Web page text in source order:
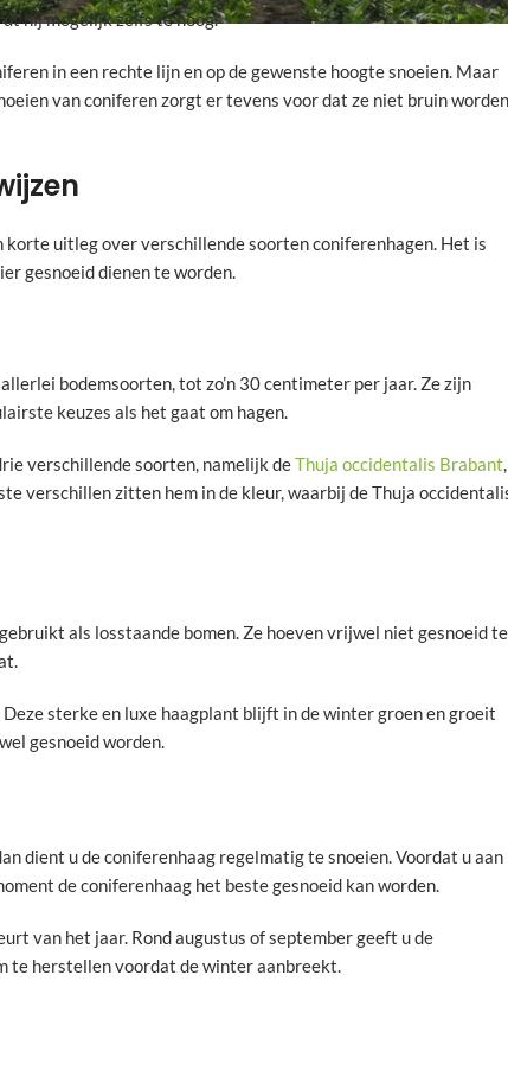
hij mogelijk zelfs te hoog.
in een rechte lijn en op de gewenste hoogte snoeien. Maar
van coniferen zorgt er tevens voor dat ze niet bruin worden
korte uitleg over verschillende soorten coniferenhagen. Het is
gesnoeid dienen te worden.
bodemsoorten, tot zo’n 30 centimeter per jaar. Ze zijn
keuzes als het gaat om hagen.
verschillende soorten, namelijk deThuja occidentalis Brabant,
verschillen zitten hem in de kleur, waarbij de Thuja
als losstaande bomen. Ze hoeven vrijwel niet gesnoeid te
sterke en luxe haagplant blijft in de winter groen en groeit
wel gesnoeid worden.
dient u de coniferenhaag regelmatig te snoeien. Voordat u aan
de coniferenhaag het beste gesnoeid kan worden.
van het jaar. Rond augustus of september geeft u de
te herstellen voordat de winter aanbreekt.